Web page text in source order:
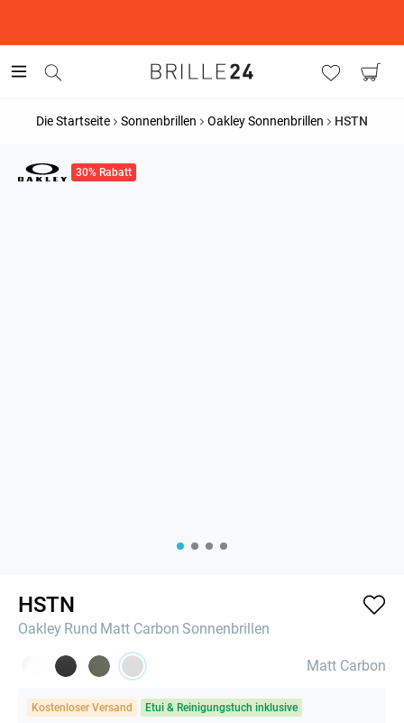
Die Startseite Sonnenbrillen Oakley Sonnenbrillen HSTN
30% Rabatt
HSTN
Oakley Rund Matt Carbon Sonnenbrillen
Matt Carbon
Kostenloser Versand Etui & Reinigungstuch inklusive